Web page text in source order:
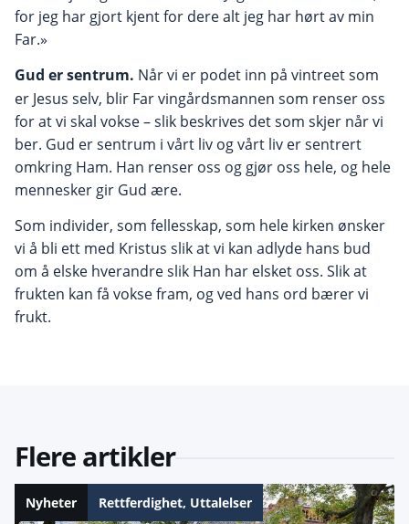
for jeg har gjort kjent for dere alt jeg har hørt av min
Far.»
Gud er sentrum. Når vi er podet inn på vintreet som
er Jesus selv, blir Far vingårdsmannen som renser oss
for at vi skal vokse – slik beskrives det som skjer når vi
ber. Gud er sentrum i vårt liv og vårt liv er sentrert
omkring Ham. Han renser oss og gjør oss hele, og hele
mennesker gir Gud ære.
Som individer, som fellesskap, som hele kirken ønsker
vi å bli ett med Kristus slik at vi kan adlyde hans bud
om å elske hverandre slik Han har elsket oss. Slik at
frukten kan få vokse fram, og ved hans ord bærer vi
frukt.
Flere artikler
Nyheter Rettferdighet, Uttalelser